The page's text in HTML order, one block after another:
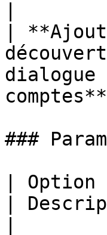
|
dialogue
###
| Option
|